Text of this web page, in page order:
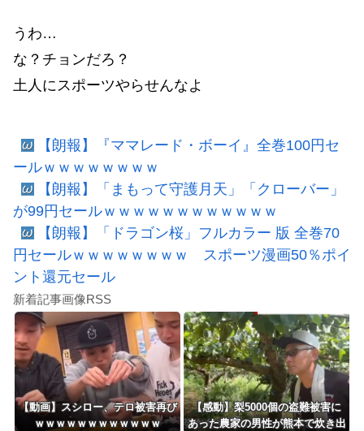
うわ…
な？チョンだろ？
土人にスポーツやらせんなよ
【朗報】『ママレード・ボーイ』全巻100円セ
ールｗｗｗｗｗｗｗｗ
【朗報】「まもって守護月天」「クローバー」
が99円セールｗｗｗｗｗｗｗｗｗｗｗｗ
【朗報】「ドラゴン桜」フルカラー 版 全巻70
円セールｗｗｗｗｗｗｗｗ スポーツ漫画50％ポイ
ント還元セール
新着記事画像RSS
【動画】スシロー、テロ被害再び
ｗｗｗｗｗｗｗｗｗｗｗｗ
【感動】梨5000個の盗難被害に
あった農家の男性が熊本で炊き出